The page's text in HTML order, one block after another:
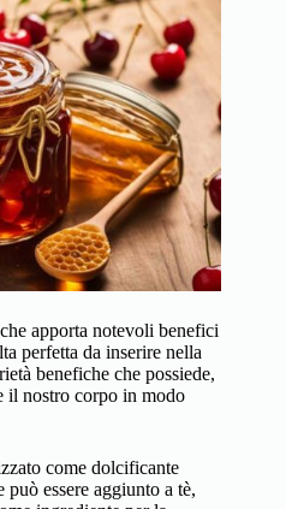
che apporta notevoli benefici
perfetta da inserire nella
benefiche che possiede,
il nostro corpo in modo
come dolcificante
essere aggiunto a tè,